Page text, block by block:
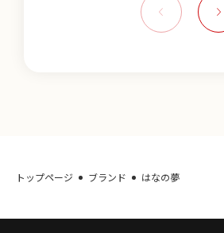
トップページ ブランド はなの夢